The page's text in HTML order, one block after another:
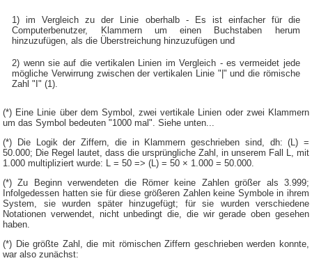
1) im Vergleich zu der Linie oberhalb - Es ist einfacher für die
Computerbenutzer, Klammern um einen Buchstaben herum
hinzuzufügen, als die Überstreichung hinzuzufügen und
2) wenn sie auf die vertikalen Linien im Vergleich - es vermeidet jede
mögliche Verwirrung zwischen der vertikalen Linie "|" und die römische
Zahl "I" (1).
(*) Eine Linie über dem Symbol, zwei vertikale Linien oder zwei Klammern
um das Symbol bedeuten "1000 mal". Siehe unten...
(*) Die Logik der Ziffern, die in Klammern geschrieben sind, dh: (L) =
50.000; Die Regel lautet, dass die ursprüngliche Zahl, in unserem Fall L, mit
1.000 multipliziert wurde: L = 50 => (L) = 50 × 1.000 = 50.000.
(*) Zu Beginn verwendeten die Römer keine Zahlen größer als 3.999;
Infolgedessen hatten sie für diese größeren Zahlen keine Symbole in ihrem
System, sie wurden später hinzugefügt; für sie wurden verschiedene
Notationen verwendet, nicht unbedingt die, die wir gerade oben gesehen
haben.
(*) Die größte Zahl, die mit römischen Ziffern geschrieben werden konnte,
war also zunächst: